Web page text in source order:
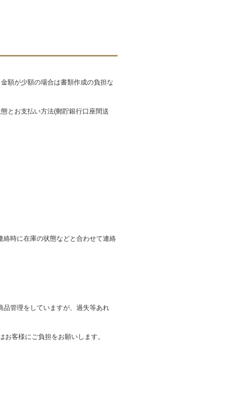
額が少額の場合は書類作成の負担な
とお支払い方法(郵貯銀行口座間送
時に在庫の状態などと合わせて連絡
管理をしていますが、過失等あれ
客様にご負担をお願いします。